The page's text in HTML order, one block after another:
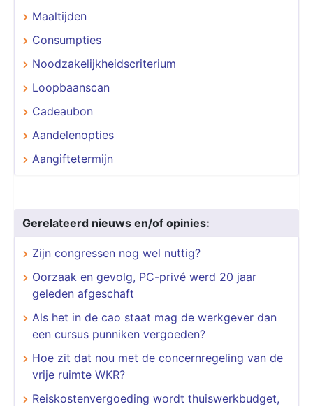
Maaltijden
Consumpties
Noodzakelijkheidscriterium
Loopbaanscan
Cadeaubon
Aandelenopties
Aangiftetermijn
Gerelateerd nieuws en/of opinies:
Zijn congressen nog wel nuttig?
Oorzaak en gevolg, PC-privé werd 20 jaar
geleden afgeschaft
Als het in de cao staat mag de werkgever dan
een cursus punniken vergoeden?
Hoe zit dat nou met de concernregeling van de
vrije ruimte WKR?
Reiskostenvergoeding wordt thuiswerkbudget,